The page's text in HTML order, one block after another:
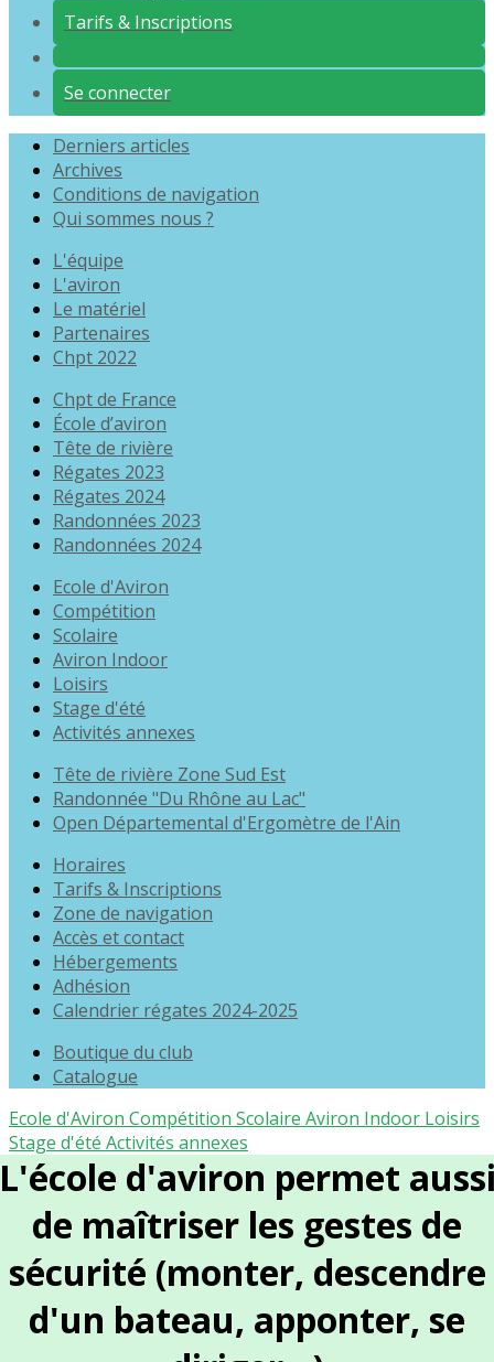
Tarifs & Inscriptions
Se connecter
Derniers articles
Archives
Conditions de navigation
Qui sommes nous ?
L'équipe
L'aviron
Le matériel
Partenaires
Chpt 2022
Chpt de France
École d’aviron
Tête de rivière
Régates 2023
Régates 2024
Randonnées 2023
Randonnées 2024
Ecole d'Aviron
Compétition
Scolaire
Aviron Indoor
Loisirs
Stage d'été
Activités annexes
Tête de rivière Zone Sud Est
Randonnée "Du Rhône au Lac"
Open Départemental d'Ergomètre de l'Ain
Horaires
Tarifs & Inscriptions
Zone de navigation
Accès et contact
Hébergements
Adhésion
Calendrier régates 2024-2025
Boutique du club
Catalogue
Ecole d'Aviron Compétition Scolaire Aviron Indoor Loisirs
Stage d'été Activités annexes
d'aviron permet
de maîtriser les gestes de
sécurité (monter, descendre
d'un bateau, apponter, se